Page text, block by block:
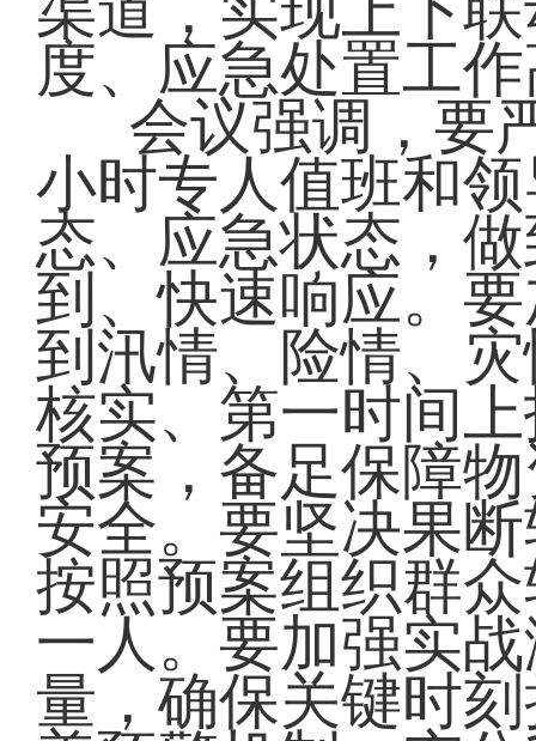
度、应急处置工
会议强调，要
小时专人值班和
态、应急状态，
到、快速响应。
到汛情、险情、
核实、第一时间
预案，备足保障
安全。要坚决果
按照预案组织群
一人。要加强实
量，确保关键时